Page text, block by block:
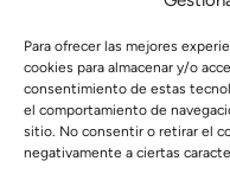
Para ofrecer las mejores
cookies para almacenar y/o
consentimiento de estas
el comportamiento de
sitio. No consentir o retirar el
negativamente a ciertas
Transparencia
Política de cookies (UE)
Política de privacidad